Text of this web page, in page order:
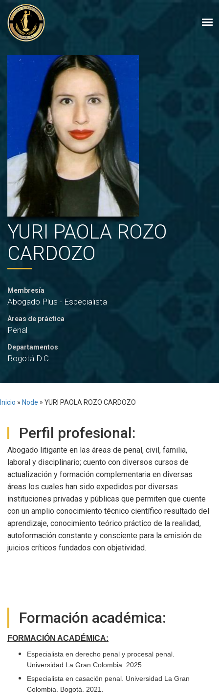
YURI PAOLA ROZO
CARDOZO
Membresía
Abogado Plus - Especialista
Áreas de práctica
Penal
Departamentos
Bogotá D.C
Inicio » Node » YURI PAOLA ROZO CARDOZO
Perfil profesional:
Abogado litigante en las áreas de penal, civil, familia,
laboral y disciplinario; cuento con diversos cursos de
actualización y formación complementaria en diversas
áreas los cuales han sido expedidos por diversas
instituciones privadas y públicas que permiten que cuente
con un amplio conocimiento técnico científico resultado del
aprendizaje, conocimiento teórico práctico de la realidad,
autoformación constante y consciente para la emisión de
juicios críticos fundados con objetividad.
Formación académica:
FORMACIÓN ACADÉMICA:
Especialista en derecho penal y procesal penal.
Universidad La Gran Colombia. 2025
Especialista en casación penal. Universidad La Gran
Colombia. Bogotá. 2021.